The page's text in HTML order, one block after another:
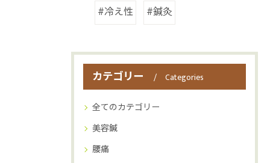
#冷え性
#鍼灸
カテゴリー Categories
全てのカテゴリー
美容鍼
腰痛